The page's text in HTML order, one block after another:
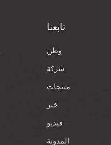
تابعنا
وطن
شركة
منتجات
خبر
فيديو
المدونة